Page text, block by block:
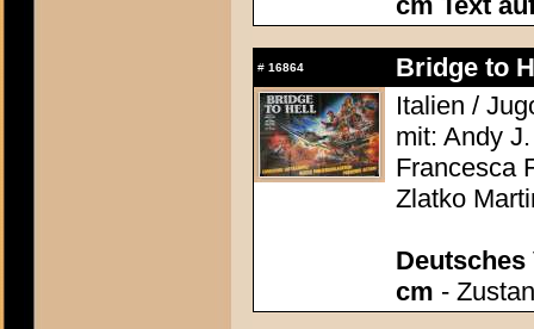
# 16864
Bridge to
Italien /
mit: Andy
Francesca
Zlatko
Deutsches
cm -